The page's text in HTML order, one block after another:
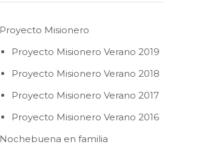
Proyecto Misionero
Proyecto Misionero Verano 2019
Proyecto Misionero Verano 2018
Proyecto Misionero Verano 2017
Proyecto Misionero Verano 2016
Nochebuena en familia